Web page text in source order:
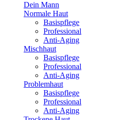
Dein Mann
Normale Haut
Basispflege
Professional
Anti-Aging
Mischhaut
Basispflege
Professional
Anti-Aging
Problemhaut
Basispflege
Professional
Anti-Aging